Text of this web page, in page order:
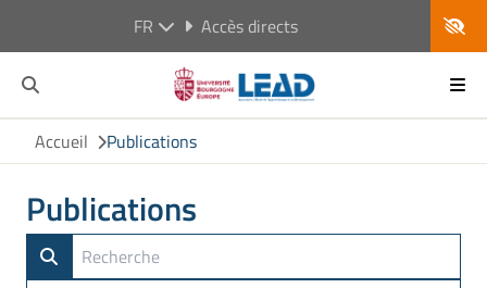
FR Accès directs
Accueil Publications
Publications